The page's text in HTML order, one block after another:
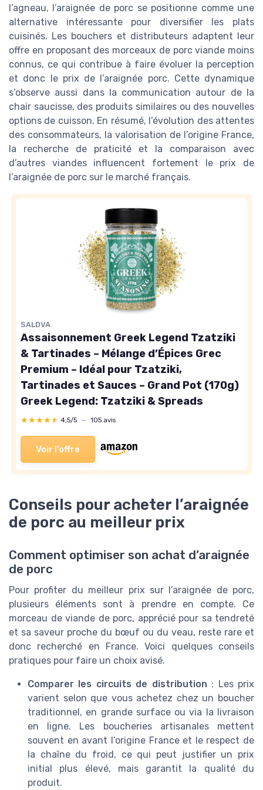
l’agneau, l’araignée de porc se positionne comme une
alternative intéressante pour diversifier les plats
cuisinés. Les bouchers et distributeurs adaptent leur
offre en proposant des morceaux de porc viande moins
connus, ce qui contribue à faire évoluer la perception
et donc le prix de l’araignée porc. Cette dynamique
s’observe aussi dans la communication autour de la
chair saucisse, des produits similaires ou des nouvelles
options de cuisson. En résumé, l’évolution des attentes
des consommateurs, la valorisation de l’origine France,
la recherche de praticité et la comparaison avec
d’autres viandes influencent fortement le prix de
l’araignée de porc sur le marché français.
SALDVA
Assaisonnement Greek Legend Tzatziki
& Tartinades – Mélange d’Épices Grec
Premium – Idéal pour Tzatziki,
Tartinades et Sauces – Grand Pot (170g)
Greek Legend: Tzatziki & Spreads
★★★★★
★★★★★ 4,5/5 — 105 avis
Voir l'offre
Conseils pour acheter l’araignée
de porc au meilleur prix
Comment optimiser son achat d’araignée
de porc
Pour profiter du meilleur prix sur l’araignée de porc,
plusieurs éléments sont à prendre en compte. Ce
morceau de viande de porc, apprécié pour sa tendreté
et sa saveur proche du bœuf ou du veau, reste rare et
donc recherché en France. Voici quelques conseils
pratiques pour faire un choix avisé.
Comparer les circuits de distribution : Les prix
varient selon que vous achetez chez un boucher
traditionnel, en grande surface ou via la livraison
en ligne. Les boucheries artisanales mettent
souvent en avant l’origine France et le respect de
la chaîne du froid, ce qui peut justifier un prix
initial plus élevé, mais garantit la qualité du
produit.